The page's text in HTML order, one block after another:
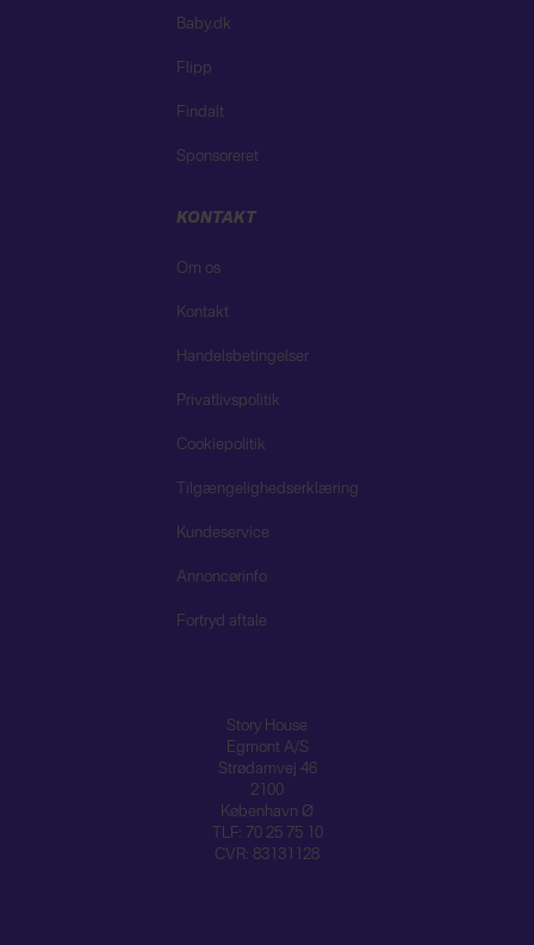
Baby.dk
Flipp
Findalt
Sponsoreret
KONTAKT
Om os
Kontakt
Handelsbetingelser
Privatlivspolitik
Cookiepolitik
Tilgængelighedserklæring
Kundeservice
Annoncørinfo
Fortryd aftale
Story House
Egmont A/S
Strødamvej 46
2100
København Ø
TLF: 70 25 75 10
CVR: 83131128